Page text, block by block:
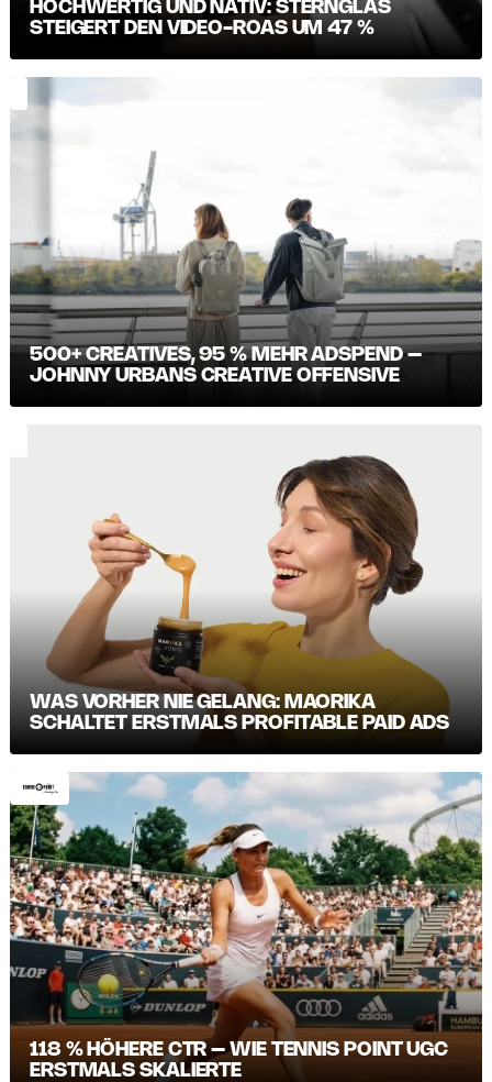
HOCHWERTIG UND NATIV: STERNGLAS
STEIGERT DEN VIDEO-ROAS UM 47 %
500+ CREATIVES, 95 % MEHR ADSPEND –
JOHNNY URBANS CREATIVE OFFENSIVE
WAS VORHER NIE GELANG: MAORIKA
SCHALTET ERSTMALS PROFITABLE PAID ADS
118 % HÖHERE CTR – WIE TENNIS POINT UGC
ERSTMALS SKALIERTE